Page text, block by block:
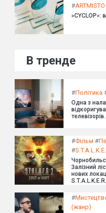
#ARTMISTO
В тренде
#Політика
Одна з
телевізорів.
#Фільм #
#
Залізний
нових
#
(жанр)